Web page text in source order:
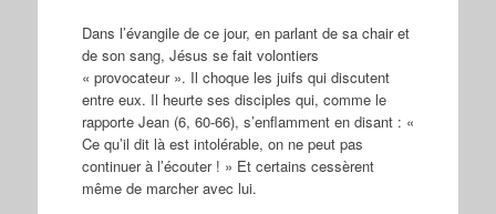
Dans l’évangile de ce jour, en parlant de sa chair et
de son sang, Jésus se fait volontiers
« provocateur ». Il choque les juifs qui discutent
entre eux. Il heurte ses disciples qui, comme le
rapporte Jean (6, 60-66), s’enflamment en disant : «
Ce qu’il dit là est intolérable, on ne peut pas
continuer à l’écouter ! » Et certains cessèrent
même de marcher avec lui.